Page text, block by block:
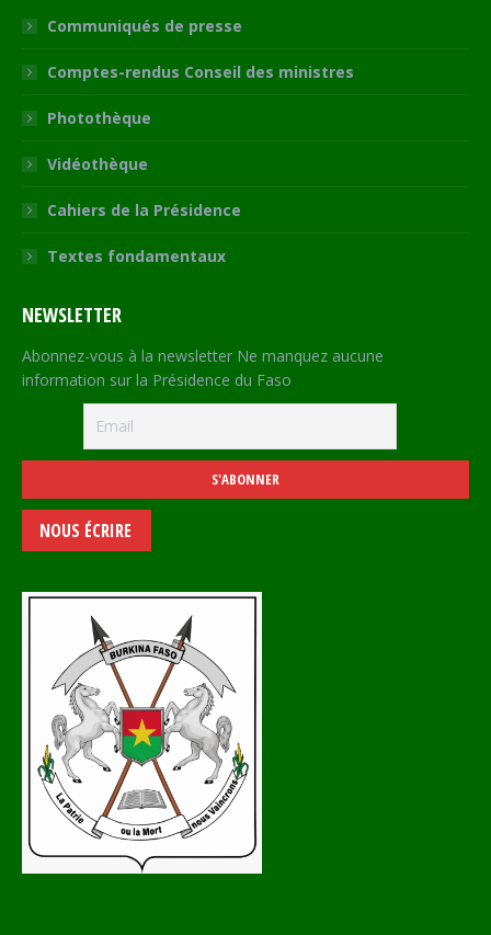
Communiqués de presse
Comptes-rendus Conseil des ministres
Photothèque
Vidéothèque
Cahiers de la Présidence
Textes fondamentaux
NEWSLETTER
Abonnez-vous à la newsletter Ne manquez aucune
information sur la Présidence du Faso
NOUS ÉCRIRE